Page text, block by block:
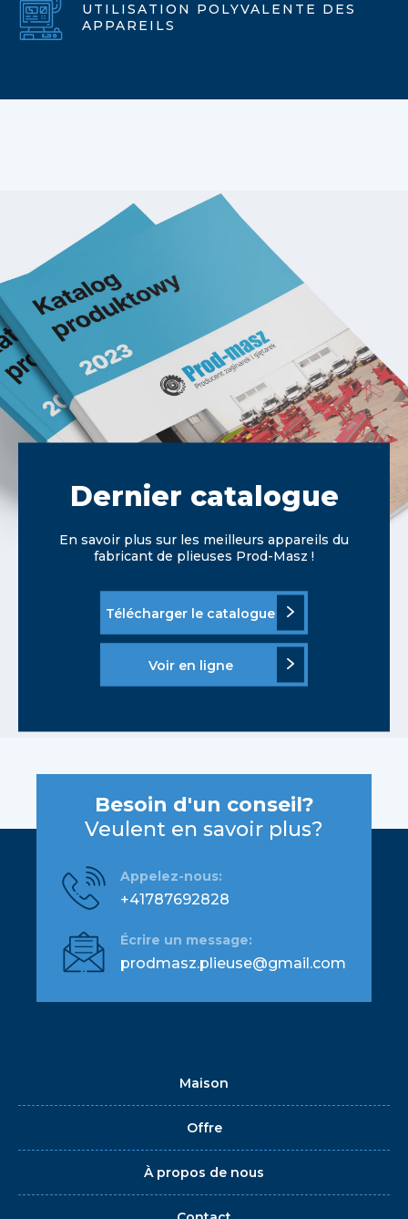
UTILISATION POLYVALENTE DES
APPAREILS
Dernier catalogue
En savoir plus sur les meilleurs appareils du
fabricant de plieuses Prod-Masz !
Télécharger le catalogue
Voir en ligne
Besoin d'un conseil?
Veulent en savoir plus?
Appelez-nous:
+41787692828
Écrire un message:
prodmasz.plieuse@gmail.com
Maison
Offre
À propos de nous